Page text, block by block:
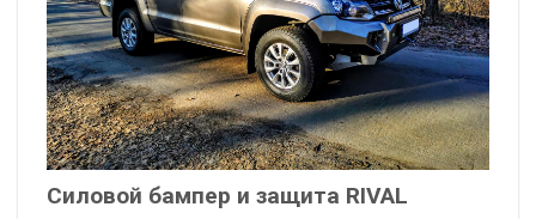
Силовой бампер и защита RIVAL